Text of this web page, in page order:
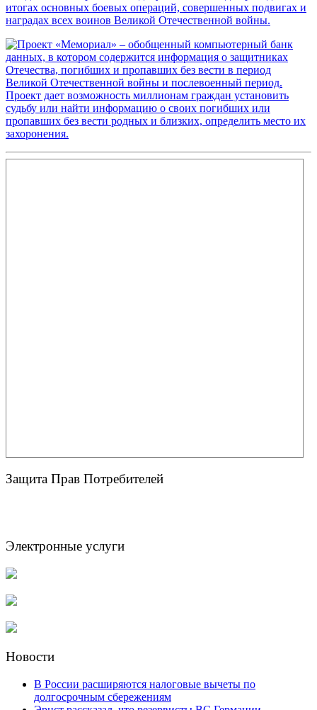
Защита Прав Потребителей
Электронные услуги
Новости
В России расширяются налоговые вычеты по
долгосрочным сбережениям